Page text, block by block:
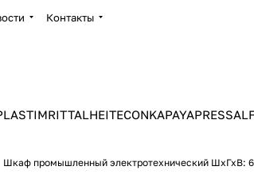
Контакты
RITTALHEITECONKAPAYAPRESS
Шкаф промышленный электротехнический ШхГхВ: